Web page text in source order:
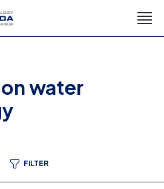
water
FILTER